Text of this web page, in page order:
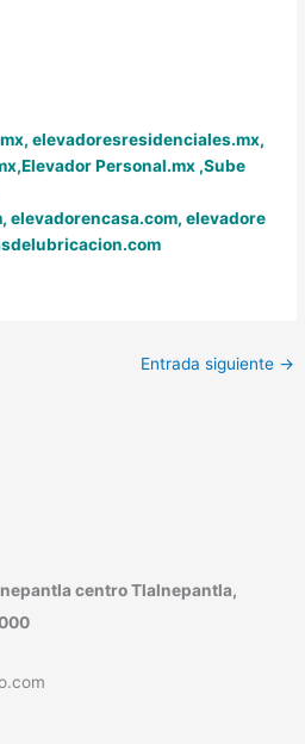
elevadoresresidenciales.mx,
,Elevador Personal.mx ,Sube
elevadorencasa.com, elevadore
Entrada siguiente →
centro Tlalnepantla,